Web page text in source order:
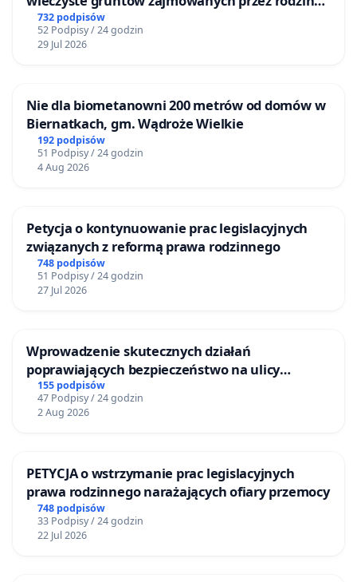
na szybką i konkretną pomoc pokrzywdzonej
29 czerwca 2020 roku w Sądzie Rejonowym w
Dębicy zapadł wyrok w sprawie rodziny K.,
oskarżonej o stalking, groźby karalne i
zostali skazani na półtora roku bezwzględnego
więzienia, córka Małgorzaty K. na rok i trzy
miesiące bezwzględnego więzienia. Wyrok nie
„Dom każdemu człowiekowi kojarzy się z
bezpieczeństwem, czymś pięknym. To jest ostoja, opoka
w codziennych zmaganiach. W przypadku mojego domu
spokojna, pewna. Bałam się wracać”. Pani Bożena
Wołowicz na początku września 2020 roku
sprzedała dom w Żdżarach.
przepustka do mojego nowego życia. Dostałam drugie
ogrody działkowe.
732 podpisów
52 Podpisy / 24 godzin
29 Jul 2026
Nie dla biometanowni 200 metrów od domów w
Biernatkach, gm. Wądroże Wielkie
192 podpisów
51 Podpisy / 24 godzin
4 Aug 2026
Petycja o kontynuowanie prac legislacyjnych
związanych z reformą prawa rodzinnego
748 podpisów
51 Podpisy / 24 godzin
27 Jul 2026
Wprowadzenie skutecznych działań
poprawiających bezpieczeństwo na ulicy
Żeromskiego w Otwocku
155 podpisów
47 Podpisy / 24 godzin
2 Aug 2026
PETYCJA o wstrzymanie prac legislacyjnych
prawa rodzinnego narażających ofiary przemocy
748 podpisów
33 Podpisy / 24 godzin
22 Jul 2026